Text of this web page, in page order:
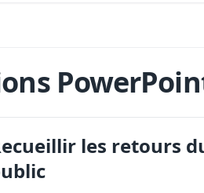
les retours